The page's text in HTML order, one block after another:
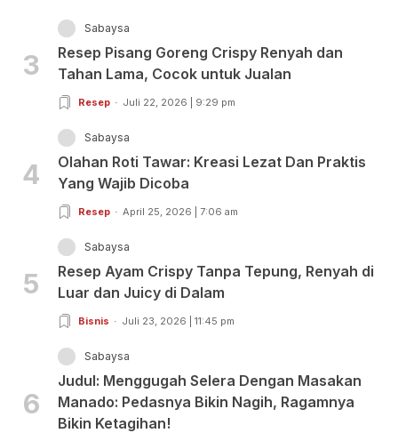
3
Sabaysa
Resep Pisang Goreng Crispy Renyah dan
Tahan Lama, Cocok untuk Jualan
Resep Juli 22, 2026 | 9:29 pm
4
Sabaysa
Olahan Roti Tawar: Kreasi Lezat Dan Praktis
Yang Wajib Dicoba
Resep April 25, 2026 | 7:06 am
5
Sabaysa
Resep Ayam Crispy Tanpa Tepung, Renyah di
Luar dan Juicy di Dalam
Bisnis Juli 23, 2026 | 11:45 pm
6
Sabaysa
Judul: Menggugah Selera Dengan Masakan
Manado: Pedasnya Bikin Nagih, Ragamnya
Bikin Ketagihan!